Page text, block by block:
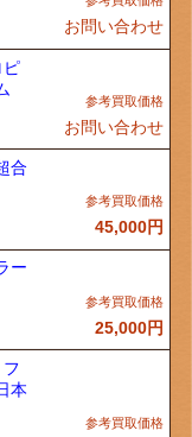
お問い合わせ
お問い合わせ
合
45,000円
ー
25,000円
本